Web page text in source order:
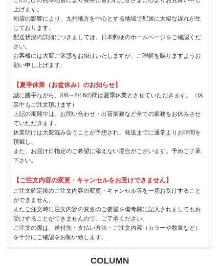
上げます。
地震の影響により、九州地方を中心とする地域で配送に大幅な遅れが生
じております。
配送状況の詳細につきましては、日本郵便のホームページをご確認くだ
さい。
お客様には大変ご迷惑をお掛けいたしますが、ご理解を賜りますようお
願い申し上げます。
【夏季休業（お盆休み）のお知らせ】
誠に勝手ながら、8/8～8/16の間は夏季休業とさせていただきます。（休
業中もご注文頂けます）
上記の期間中は、お問い合わせ・出荷業務など全ての業務をお休みさせ
ていただきます。
休業明けは大変混み合うことが予想され、発送までに通常よりお時間を
頂戴し、
また、お届け日指定のご希望に添えない場合がございます。予めご了承
下さい。
【ご注文内容の変更・キャンセルをお受けできません】
ご注文確定後のご注文内容の変更・キャンセル等を一切お受けすること
ができません。
またご注文時に注文内容の変更のご要望を備考欄に記入されましてもお
受けすることができませんので、ご了承ください。
ご注文の際は、送付先・支払い方法・ご注文内容（カラーや数量など）
を十分にご確認をお願い致します。
COLUMN